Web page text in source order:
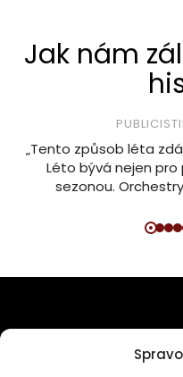
Jak nám
„Tento způsob léta
Léto bývá nejen
sezonou.
SPOLEČNĚ